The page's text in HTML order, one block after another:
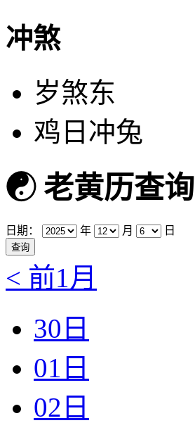
冲煞
岁煞东
鸡日冲兔
☯老黄历查询
日期： 年 月 日
< 前1月
30日
01日
02日